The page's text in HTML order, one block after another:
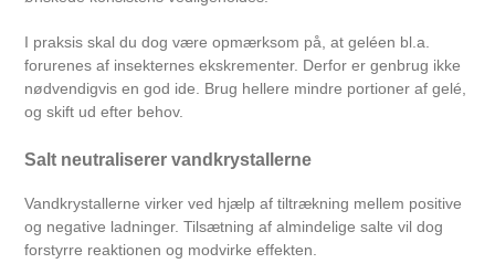
I praksis skal du dog være opmærksom på, at geléen bl.a.
forurenes af insekternes ekskrementer. Derfor er genbrug ikke
nødvendigvis en god ide. Brug hellere mindre portioner af gelé,
og skift ud efter behov.
Salt neutraliserer vandkrystallerne
Vandkrystallerne virker ved hjælp af tiltrækning mellem positive
og negative ladninger. Tilsætning af almindelige salte vil dog
forstyrre reaktionen og modvirke effekten.